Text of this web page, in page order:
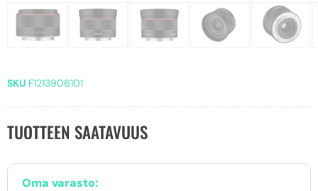
SKU F1213906101
TUOTTEEN SAATAVUUS
Oma varasto: